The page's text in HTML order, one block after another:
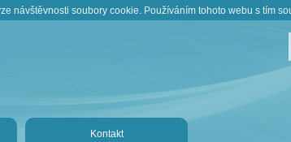
návštěvnosti soubory cookie. Používáním tohoto webu s tím
Kontakt